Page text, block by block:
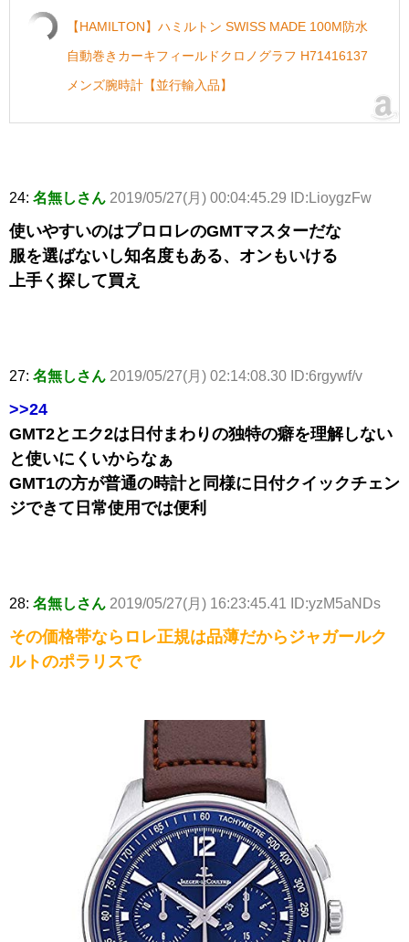
【HAMILTON】ハミルトン SWISS MADE 100M防水
自動巻きカーキフィールドクロノグラフ H71416137
メンズ腕時計【並行輸入品】
24: 名無しさん 2019/05/27(月) 00:04:45.29 ID:LioygzFw
使いやすいのはプロロレのGMTマスターだな
服を選ばないし知名度もある、オンもいける
上手く探して買え
27: 名無しさん 2019/05/27(月) 02:14:08.30 ID:6rgywf/v
>>24
GMT2とエク2は日付まわりの独特の癖を理解しない
と使いにくいからなぁ
GMT1の方が普通の時計と同様に日付クイックチェン
ジできて日常使用では便利
28: 名無しさん 2019/05/27(月) 16:23:45.41 ID:yzM5aNDs
その価格帯ならロレ正規は品薄だからジャガールク
ルトのポラリスで